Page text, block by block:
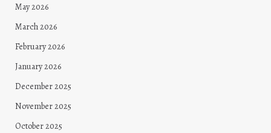
May 2026
March 2026
February 2026
January 2026
December 2025
November 2025
October 2025